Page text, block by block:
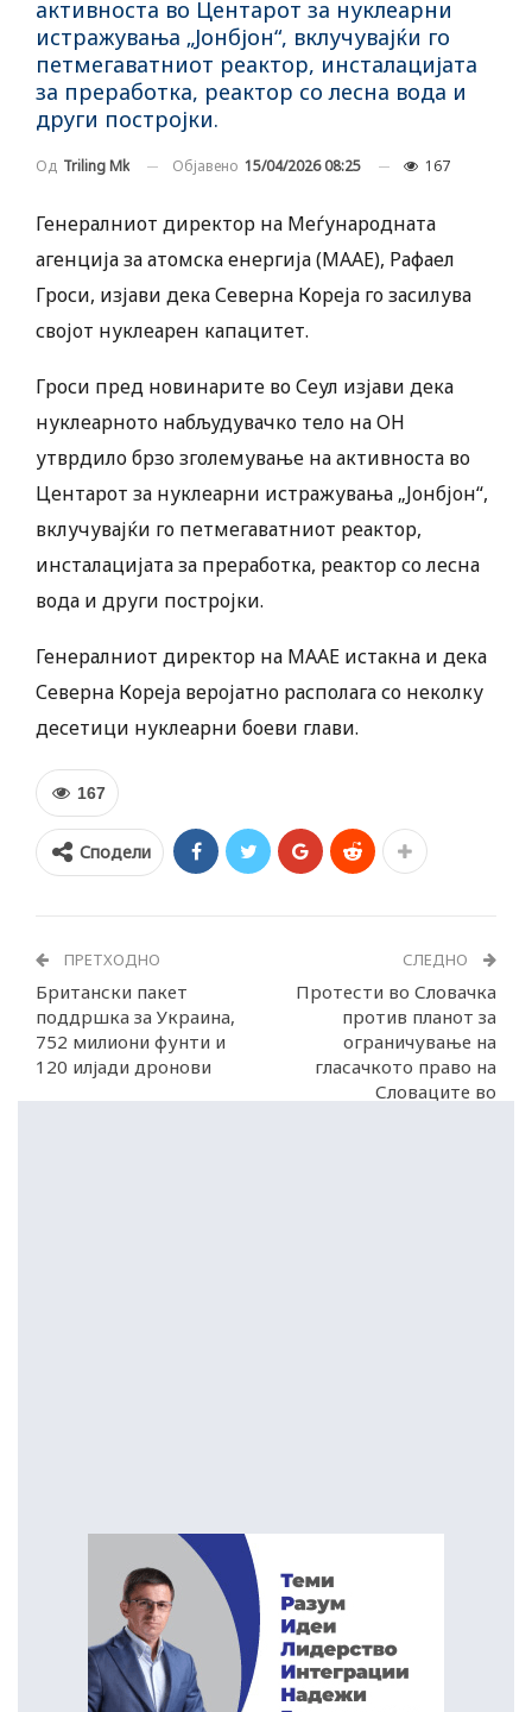
активноста во Центарот за нуклеарни
истражувања „Јонбјон“, вклучувајќи го
петмегаватниот реактор, инсталацијата
за преработка, реактор со лесна вода и
други постројки.
Од Triling Mk Објавено 15/04/2026 08:25 167
Генералниот директор на Меѓународната
агенција за атомска енергија (МААЕ), Рафаел
Гроси, изјави дека Северна Кореја го засилува
својот нуклеарен капацитет.
Гроси пред новинарите во Сеул изјави дека
нуклеарното набљудувачко тело на ОН
утврдило брзо зголемување на активноста во
Центарот за нуклеарни истражувања „Јонбјон“,
вклучувајќи го петмегаватниот реактор,
инсталацијата за преработка, реактор со лесна
вода и други постројки.
Генералниот директор на МААЕ истакна и дека
Северна Кореја веројатно располага со неколку
десетици нуклеарни боеви глави.
167
Сподели
ПРЕТХОДНО
Британски пакет
поддршка за Украина,
752 милиони фунти и
120 илјади дронови
СЛЕДНО
Протести во Словачка
против планот за
ограничување на
гласачкото право на
Словаците во